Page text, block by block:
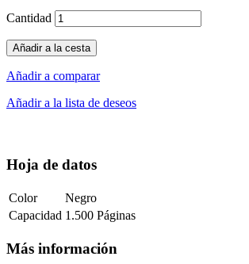
Cantidad
Añadir a la cesta
Añadir a comparar
Añadir a la lista de deseos
Hoja de datos
Color
Negro
Capacidad 1.500 Páginas
Más información